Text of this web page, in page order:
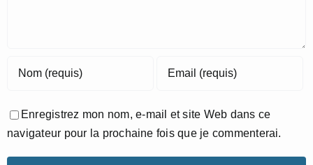
Enregistrez mon nom, e-mail et site Web dans ce
navigateur pour la prochaine fois que je commenterai.